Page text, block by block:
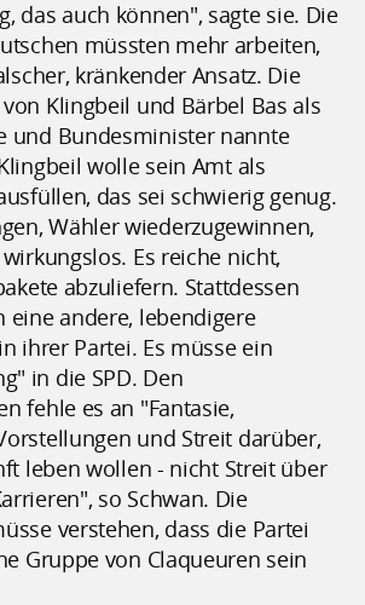
das auch können", sagte sie. Die
müssten mehr arbeiten,
kränkender Ansatz. Die
Klingbeil und Bärbel Bas als
und Bundesminister nannte
wolle sein Amt als
das sei schwierig genug.
Wähler wiederzugewinnen,
Es reiche nicht,
abzuliefern. Stattdessen
eine andere, lebendigere
ihrer Partei. Es müsse ein
in die SPD. Den
fehle es an "Fantasie,
und Streit darüber,
leben wollen - nicht Streit über
so Schwan. Die
verstehen, dass die Partei
Gruppe von Claqueuren sein